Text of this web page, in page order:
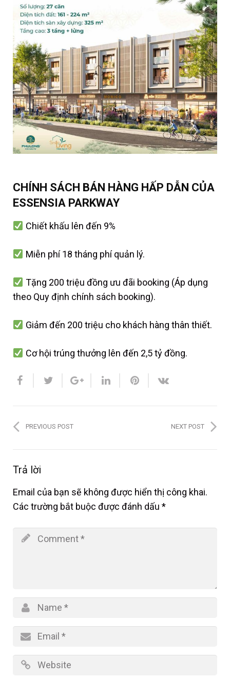
CHÍNH SÁCH BÁN HÀNG HẤP DẪN CỦA
ESSENSIA PARKWAY
Chiết khấu lên đến 9%
Miễn phí 18 tháng phí quản lý.
Tặng 200 triệu đồng ưu đãi booking (Áp dụng
theo Quy định chính sách booking).
Giảm đến 200 triệu cho khách hàng thân thiết.
Cơ hội trúng thưởng lên đến 2,5 tỷ đồng.
PREVIOUS POST NEXT POST
Trả lời
Email của bạn sẽ không được hiển thị công khai.
Các trường bắt buộc được đánh dấu *